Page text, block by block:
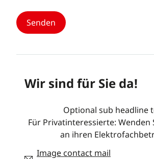
Wir sind für Sie da!
Optional sub headline
Für Privatinteressierte: Wenden
an ihren
Image contact mail